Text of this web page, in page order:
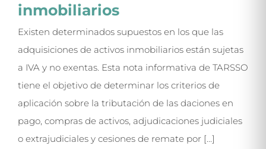
inmobiliarios
Existen determinados supuestos en los que las
adquisiciones de activos inmobiliarios están sujetas
a IVA y no exentas. Esta nota informativa de TARSSO
tiene el objetivo de determinar los criterios de
aplicación sobre la tributación de las daciones en
pago, compras de activos, adjudicaciones judiciales
o extrajudiciales y cesiones de remate por [...]